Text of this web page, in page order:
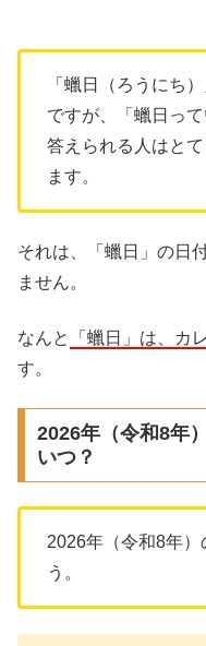
「蠟日（ろうにち
ですが、「蠟日っ
答えられる人はと
ます。
それは、「蠟日」の日
ません。
なんと 「蠟日」は、カ
す。
2026年（令和8年
いつ？
2026年（令和8年）
う。